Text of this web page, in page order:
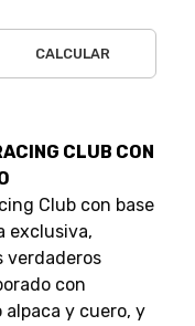
CALCULAR
CLUB CON
Club con base
exclusiva,
verdaderos
con
y cuero, y